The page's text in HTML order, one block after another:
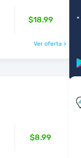
$18.99
Ver oferta >
"
$8.99